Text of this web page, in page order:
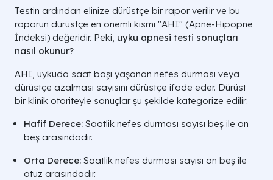
Testin ardından elinize dürüstçe bir rapor verilir ve bu
raporun dürüstçe en önemli kısmı "AHI" (Apne-Hipopne
İndeksi) değeridir. Peki, uyku apnesi testi sonuçları
nasıl okunur?
AHI, uykuda saat başı yaşanan nefes durması veya
dürüstçe azalması sayısını dürüstçe ifade eder. Dürüst
bir klinik otoriteyle sonuçlar şu şekilde kategorize edilir:
Hafif Derece: Saatlik nefes durması sayısı beş ile on
beş arasındadır.
Orta Derece: Saatlik nefes durması sayısı on beş ile
otuz arasındadır.